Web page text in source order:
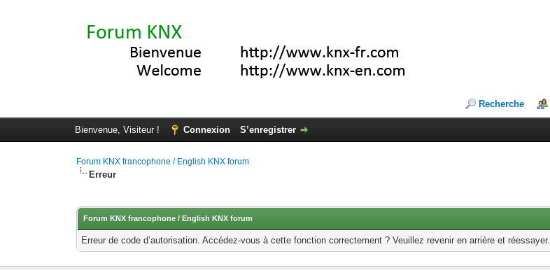
Recherche
Bienvenue, Visiteur ! Connexion S’enregistrer
Forum KNX francophone / English KNX forum
Erreur
Forum KNX francophone / English KNX forum
Erreur de code d’autorisation. Accédez-vous à cette fonction correctement ? Veuillez revenir en arrière et réessayer.